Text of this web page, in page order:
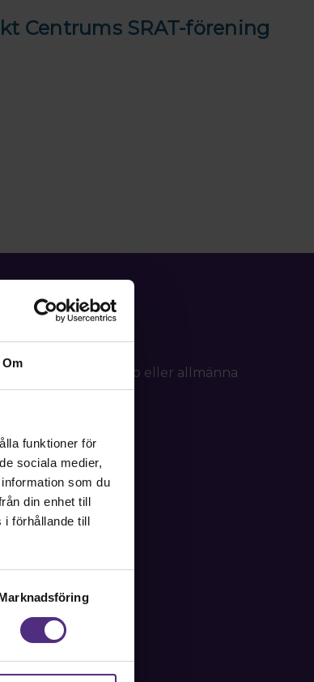
Om
funktioner för
sociala medier,
som du
din enhet till
i förhållande till
Centrums SRAT-förening
om ditt medlemskap eller allmänna